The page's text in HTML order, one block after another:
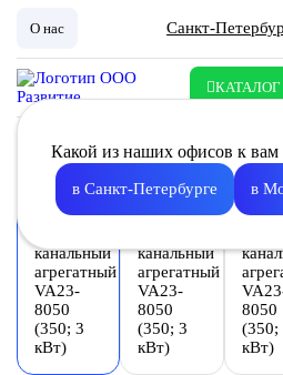
О нас Санкт-
КАТАЛОГ
Какой из наших офисов к вам
в Санкт-Петербурге в